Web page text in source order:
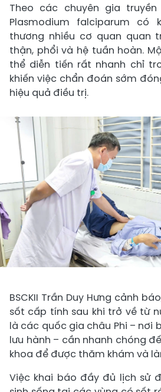
Theo các chuyên gia
Plasmodium falciparum có
thương nhiều cơ quan quan
thận, phổi và hệ tuần hoàn.
thể diễn tiến rất nhanh chỉ
khiến việc chẩn đoán sớm
hiệu quả điều trị.
BSCKII Trần Duy Hưng cảnh
sốt cấp tính sau khi trở về từ
là các quốc gia châu Phi – nơi
lưu hành – cần nhanh chóng
khoa để được thăm khám và
Việc khai báo đầy đủ lịch sử